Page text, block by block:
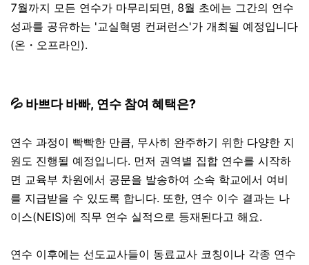
7월까지 모든 연수가 마무리되면, 8월 초에는 그간의 연수
성과를 공유하는 '교실혁명 컨퍼런스'가 개최될 예정입니다
(온・오프라인).
💦 바쁘다 바빠, 연수 참여 혜택은?
연수 과정이 빡빡한 만큼, 무사히 완주하기 위한 다양한 지
원도 진행될 예정입니다. 먼저 권역별 집합 연수를 시작하
면 교육부 차원에서 공문을 발송하여 소속 학교에서 여비
를 지급받을 수 있도록 합니다. 또한, 연수 이수 결과는 나
이스(NEIS)에 직무 연수 실적으로 등재된다고 해요.
연수 이후에는 선도교사들이 동료교사 코칭이나 각종 연수